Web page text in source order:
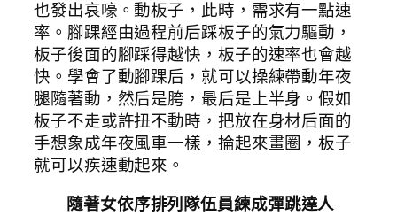
也發出哀嚎。動板子，此時，需求有一點速
率。腳踝經由過程前后踩板子的氣力驅動，
板子後面的腳踩得越快，板子的速率也會越
快。學會了動腳踝后，就可以操練帶動年夜
腿隨著動，然后是胯，最后是上半身。假如
板子不走或許扭不動時，把放在身材后面的
手想象成年夜風車一樣，掄起來畫圈，板子
就可以疾速動起來。
隨著女依序排列隊伍員練成彈跳達人